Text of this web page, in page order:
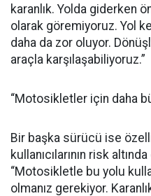
karanlık. Yolda giderken
olarak göremiyoruz. Yol
daha da zor oluyor.
araçla karşılaşabiliyoruz.”
“Motosikletler için daha
Bir başka sürücü ise
kullanıcılarının risk
“Motosikletle bu yolu
olmanız gerekiyor.